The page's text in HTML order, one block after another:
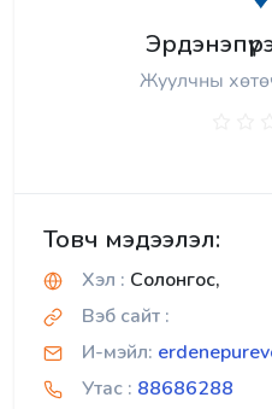
Жуулчны
Товч мэдээлэл:
Хэл : Солонгос,
Вэб сайт :
И-мэйл:
Утас : 88686288